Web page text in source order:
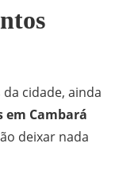
cidade, ainda
Cambará
deixar nada